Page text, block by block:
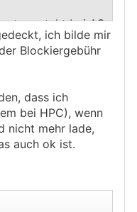
steht bei AC
ich bilde mir
Blockiergebühr
dass ich
bei HPC), wenn
nicht mehr lade,
auch ok ist.